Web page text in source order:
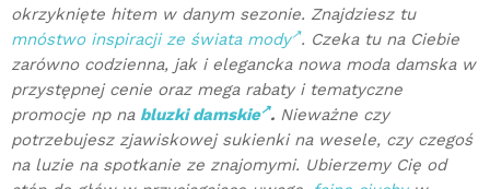
okrzyknięte hitem w danym sezonie. Znajdziesz tu
mnóstwo inspiracji ze świata mody . Czeka tu na Ciebie
zarówno codzienna, jak i elegancka nowa moda damska w
przystępnej cenie oraz mega rabaty i tematyczne
promocje np na bluzki damskie . Nieważne czy
potrzebujesz zjawiskowej sukienki na wesele, czy czegoś
na luzie na spotkanie ze znajomymi. Ubierzemy Cię od